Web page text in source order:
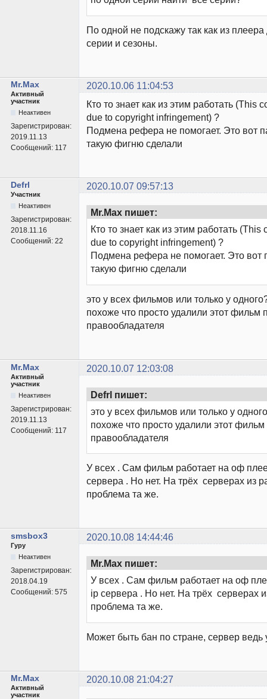
По одной не подскажу так как из
серии и сезоны.
Mr.Max 2020.10.06 11:04:53
Активный
участник
Неактивен
Зарегистрирован:
2019.11.13
Сообщений: 117
Кто то знает как из этим работать (This
due to copyright infringement) ?
Подмена рефера не помогает. Это вот
такую фигню сделали
Defrl 2020.10.07 09:57:13
Участник
Неактивен
Зарегистрирован:
2018.11.16
Сообщений: 22
Mr.Max пишет:
Кто то знает как из этим работать
due to copyright infringement) ?
Подмена рефера не помогает. Это вот
такую фигню сделали
это у всех фильмов или только у
похоже что просто удалили этот фильм
правообладателя
Mr.Max 2020.10.07 12:03:08
Активный
участник
Неактивен
Зарегистрирован:
2019.11.13
Сообщений: 117
Defrl пишет:
это у всех фильмов или только у
похоже что просто удалили этот
правообладателя
У всех . Сам фильм работает на оф
сервера . Но нет. На трёх серверах из
проблема та же.
smsbox3 2020.10.08 14:44:46
Гуру
Неактивен
Зарегистрирован:
2018.04.19
Сообщений: 575
Mr.Max пишет:
У всех . Сам фильм работает на оф
ip сервера . Но нет. На трёх серверах
проблема та же.
Может быть бан по стране, сервер
Mr.Max 2020.10.08 21:04:27
Активный
участник